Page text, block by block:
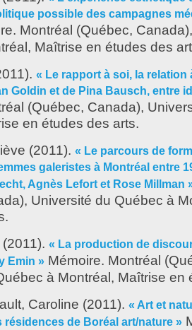
possible des campagnes
Montréal (Québec,
Maîtrise en études des
« Le rapport à soi, la
Goldin et de Pina Bausch, entre
(Québec, Canada),
en études des arts.
(2011). « Le parcours de
galeristes à Montréal entre
Agnès Lefort et Rose Millman
Université du Québec à
(2011). « La production de
Emin » Mémoire. Montréal
à Montréal, Maîtrise en
Caroline (2011). « Art et
résidences de Boréal art/nature »